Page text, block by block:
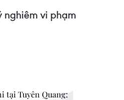
vi phạm
tại Tuyên Quang: